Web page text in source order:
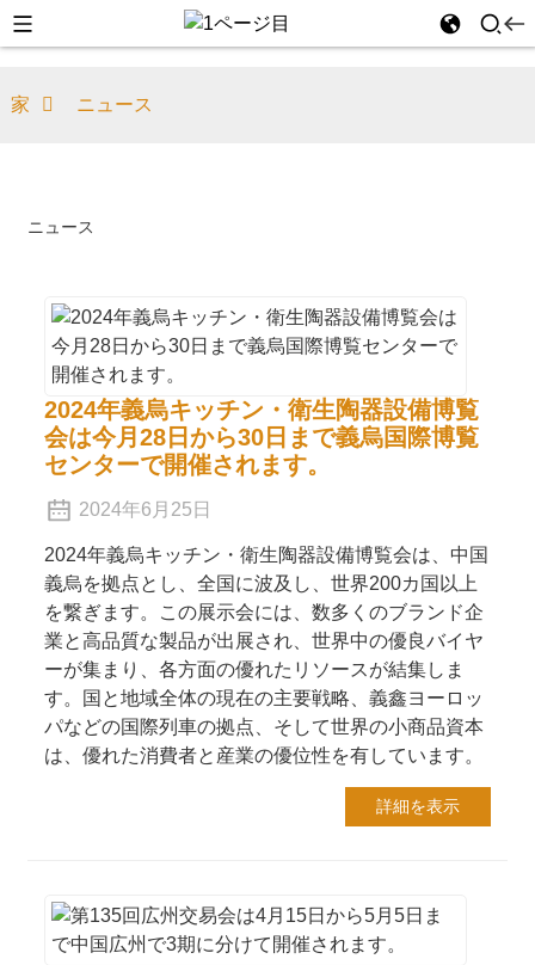
家 ニュース
ニュース
2024年義烏キッチン・衛生陶器設備博覧
会は今月28日から30日まで義烏国際博覧
センターで開催されます。
2024年6月25日
2024年義烏キッチン・衛生陶器設備博覧会は、中国
義烏を拠点とし、全国に波及し、世界200カ国以上
を繋ぎます。この展示会には、数多くのブランド企
業と高品質な製品が出展され、世界中の優良バイヤ
ーが集まり、各方面の優れたリソースが結集しま
す。国と地域全体の現在の主要戦略、義鑫ヨーロッ
パなどの国際列車の拠点、そして世界の小商品資本
は、優れた消費者と産業の優位性を有しています。
詳細を表示